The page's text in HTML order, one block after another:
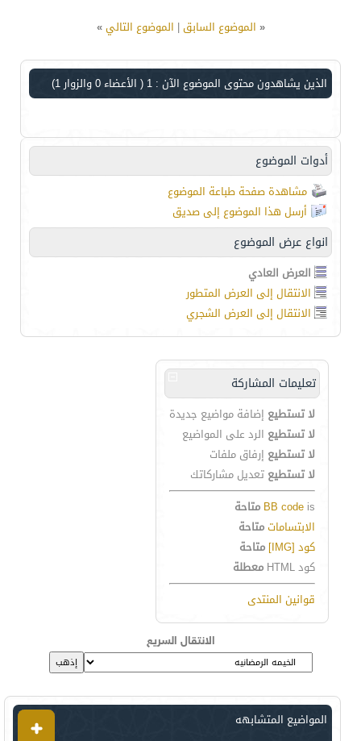
« الموضوع السابق| الموضوع التالي»
الذين يشاهدون محتوى الموضوع الآن : 1 ( الأعضاء 0 والزوار 1)
أدوات الموضوع
مشاهدة صفحة طباعة الموضوع
أرسل هذا الموضوع إلى صديق
انواع عرض الموضوع
العرض العادي
الانتقال إلى العرض المتطور
الانتقال إلى العرض الشجري
تعليمات المشاركة
لا تستطيع إضافة مواضيع جديدة
لا تستطيع الرد على المواضيع
لا تستطيع إرفاق ملفات
لا تستطيع تعديل مشاركاتك
BB code is
متاحة
الابتساماتمتاحة
كود [IMG]
متاحة
كود HTML
معطلة
قوانين المنتدى
الانتقال السريع
المواضيع المتشابهه